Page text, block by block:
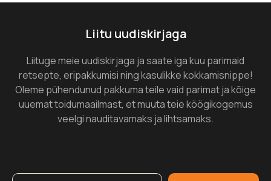
Liitu uudiskirjaga
Liituge meie uudiskirjaga ja saate iga kuu parimaid
retsepte, eripakkumisi ning kasulikke kokkamisnippe!
Oleme pühendunud pakkuma teile vaid parimat ja kõige
uuemat toidumaailmast, et muuta teie köögikogemus
veelgi nauditavamaks ja lihtsamaks.